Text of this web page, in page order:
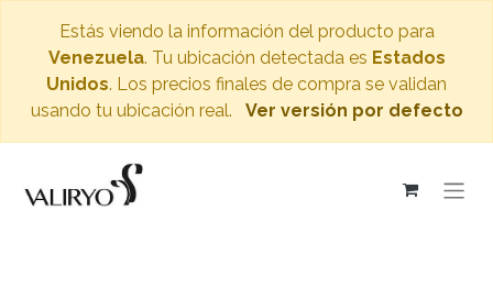
Estás viendo la información del producto para
Venezuela. Tu ubicación detectada es Estados
Unidos. Los precios finales de compra se validan
usando tu ubicación real.
Ver versión por defecto